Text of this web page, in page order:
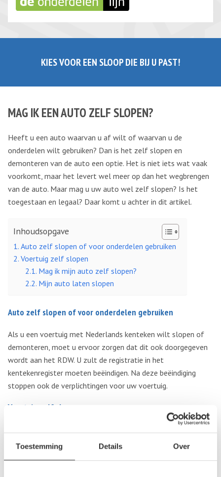
Toestemming Details Over
KIES VOOR EEN SLOOP DIE BIJ U PAST!
MAG IK EEN AUTO ZELF SLOPEN?
Heeft u een auto waarvan u af wilt of waarvan u de
onderdelen wilt gebruiken? Dan is het zelf slopen en
demonteren van de auto een optie. Het is niet iets wat vaak
voorkomt, maar het levert wel meer op dan het wegbrengen
van de auto. Maar mag u uw auto wel zelf slopen? Is het
toegestaan en legaal? Daar komt u achter in dit artikel.
Inhoudsopgave
Auto zelf slopen of voor onderdelen gebruiken
Voertuig zelf slopen
Mag ik mijn auto zelf slopen?
Mijn auto laten slopen
Auto zelf slopen of voor onderdelen gebruiken
Als u een voertuig met Nederlands kenteken wilt slopen of
demonteren, moet u ervoor zorgen dat dit ook doorgegeven
wordt aan het RDW. U zult de registratie in het
kentekenregister moeten beëindigen. Na deze beëindiging
stoppen ook de verplichtingen voor uw voertuig.
Voertuig zelf slopen
geval de onderdelen nogmaals gebruiken of doorverkopen.